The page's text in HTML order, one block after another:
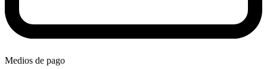
Medios de pago